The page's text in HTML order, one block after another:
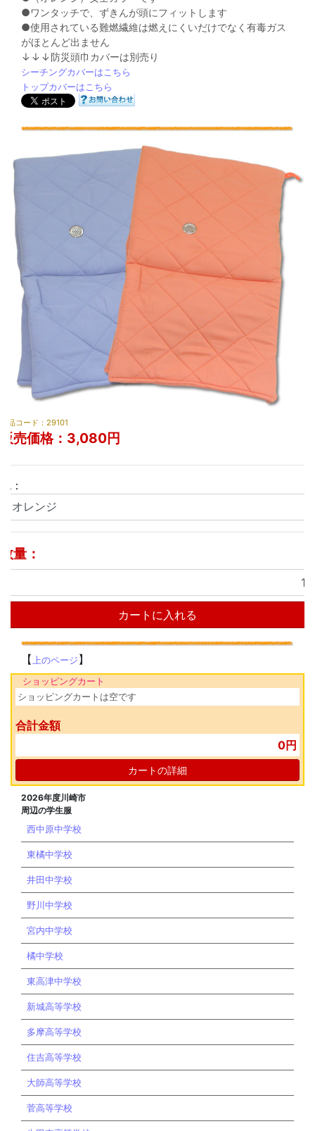
●ワンタッチで、ずきんが頭にフィットします
●使用されている難燃繊維は燃えにくいだけでなく有毒ガス
がほとんど出ません
↓↓↓防災頭巾カバーは別売り
シーチングカバーはこちら
トップカバーはこちら
商品コード：29101
販売価格： 3,080円
色：
数量：
カートに入れる
【 上のページ】
ショッピングカート
ショッピングカートは空です
合計金額
0円
カートの詳細
2026年度川崎市
周辺の学生服
西中原中学校
東橘中学校
井田中学校
野川中学校
宮内中学校
橘中学校
東高津中学校
新城高等学校
多摩高等学校
住吉高等学校
大師高等学校
菅高等学校